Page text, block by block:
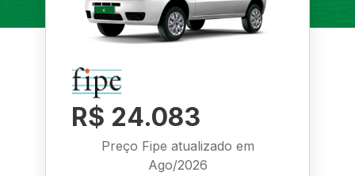
R$ 24.083
Preço Fipe atualizado em
Ago/2026